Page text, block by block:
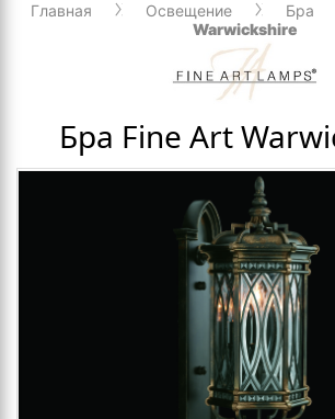
Главная Освещение Бра
Warwickshire
Бра Fine Art